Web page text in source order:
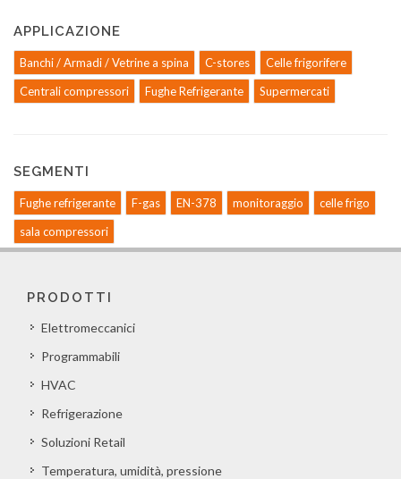
APPLICAZIONE
Banchi / Armadi / Vetrine a spina C-stores
Celle frigorifere
Centrali compressori
Fughe Refrigerante Supermercati
SEGMENTI
Fughe refrigerante F-gas EN-378 monitoraggio
celle frigo
sala compressori
PRODOTTI
Elettromeccanici
Programmabili
HVAC
Refrigerazione
Soluzioni Retail
Temperatura, umidità, pressione